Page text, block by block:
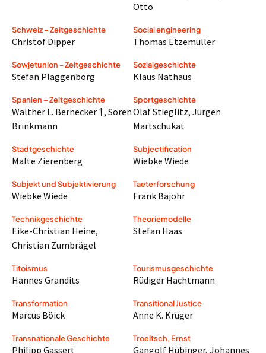
Otto
Schweiz – Zeitgeschichte
Christof Dipper
Social engineering
Thomas Etzemüller
Sowjetunion - Zeitgeschichte
Stefan Plaggenborg
Sozialgeschichte
Klaus Nathaus
Spanien – Zeitgeschichte
Walther L. Bernecker †, Sören
Brinkmann
Sportgeschichte
Olaf Stieglitz, Jürgen
Martschukat
Stadtgeschichte
Malte Zierenberg
Subjectification
Wiebke Wiede
Subjekt und Subjektivierung
Wiebke Wiede
Taeterforschung
Frank Bajohr
Technikgeschichte
Eike-Christian Heine,
Christian Zumbrägel
Theoriemodelle
Stefan Haas
Titoismus
Hannes Grandits
Tourismusgeschichte
Rüdiger Hachtmann
Transformation
Marcus Böick
Transitional Justice
Anne K. Krüger
Transnationale Geschichte
Philipp Gassert
Troeltsch, Ernst
Gangolf Hübinger, Johannes